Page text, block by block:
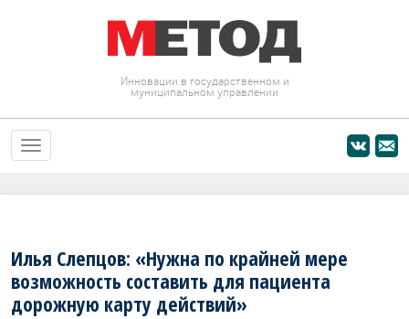
Инновации в государственном и
муниципальном управлении
Илья Слепцов: «Нужна по крайней мере
возможность составить для пациента
дорожную карту действий»